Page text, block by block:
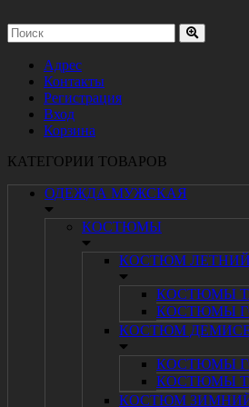
Адрес
Контакты
Регистрация
Вход
Корзина
КАТЕГОРИИ ТОВАРОВ
ОДЕЖДА МУЖСКАЯ
КОСТЮМЫ
КОСТЮМ ЛЕТНИЙ
КОСТЮМЫ
КОСТЮМЫ
КОСТЮМ
КОСТЮМЫ
КОСТЮМЫ
КОСТЮМ